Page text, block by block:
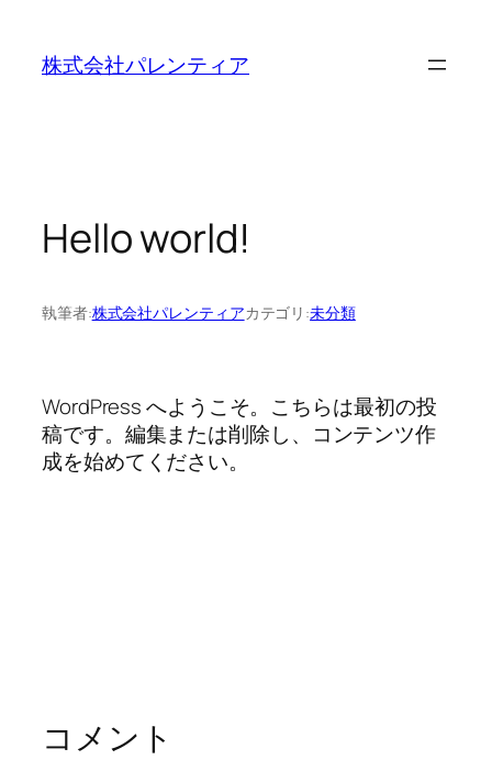
株式会社パレンティア
Hello world!
執筆者:株式会社パレンティアカテゴリ:未分類
WordPress へようこそ。こちらは最初の投
稿です。編集または削除し、コンテンツ作
成を始めてください。
コメント